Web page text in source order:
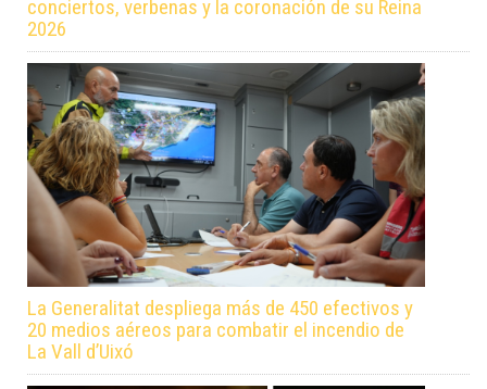
conciertos, verbenas y la coronación de su Reina
2026
La Generalitat despliega más de 450 efectivos y
20 medios aéreos para combatir el incendio de
La Vall d’Uixó